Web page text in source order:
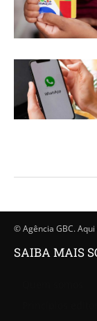
© Agência GBC.
SAIBA MAIS